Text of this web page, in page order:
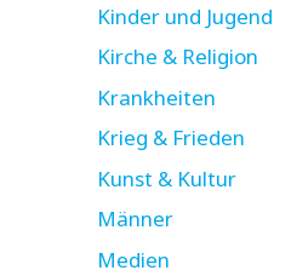
Kinder und Jugend
Kirche & Religion
Krankheiten
Krieg & Frieden
Kunst & Kultur
Männer
Medien